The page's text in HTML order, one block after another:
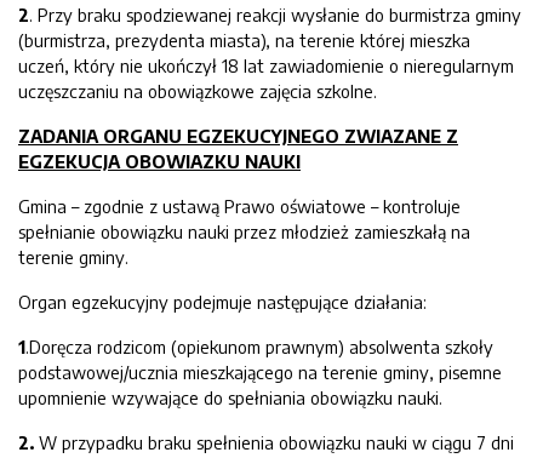
2. Przy braku spodziewanej reakcji wysłanie do burmistrza gminy
(burmistrza, prezydenta miasta), na terenie której mieszka
uczeń, który nie ukończył 18 lat zawiadomienie o nieregularnym
uczęszczaniu na obowiązkowe zajęcia szkolne.
ZADANIA ORGANU EGZEKUCYJNEGO ZWIAZANE Z
EGZEKUCJA OBOWIAZKU NAUKI
Gmina – zgodnie z ustawą Prawo oświatowe – kontroluje
spełnianie obowiązku nauki przez młodzież zamieszkałą na
terenie gminy.
Organ egzekucyjny podejmuje następujące działania:
1.Doręcza rodzicom (opiekunom prawnym) absolwenta szkoły
podstawowej/ucznia mieszkającego na terenie gminy, pisemne
upomnienie wzywające do spełniania obowiązku nauki.
2. W przypadku braku spełnienia obowiązku nauki w ciągu 7 dni